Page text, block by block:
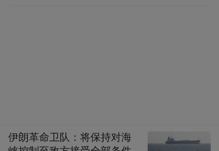
伊朗革命卫队：将保持对海